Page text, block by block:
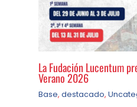
La Fudación Lucentum
Verano 2026
Base, destacado,